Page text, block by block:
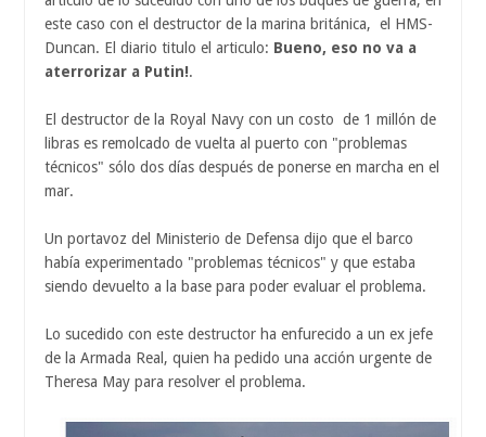
este caso con el destructor de la marina británica, el HMS-
Duncan. El diario titulo el articulo: Bueno, eso no va a
aterrorizar a Putin!.
El destructor de la Royal Navy con un costo de 1 millón de
libras es remolcado de vuelta al puerto con "problemas
técnicos" sólo dos días después de ponerse en marcha en el
mar.
Un portavoz del Ministerio de Defensa dijo que el barco
había experimentado "problemas técnicos" y que estaba
siendo devuelto a la base para poder evaluar el problema.
Lo sucedido con este destructor ha enfurecido a un ex jefe
de la Armada Real, quien ha pedido una acción urgente de
Theresa May para resolver el problema.